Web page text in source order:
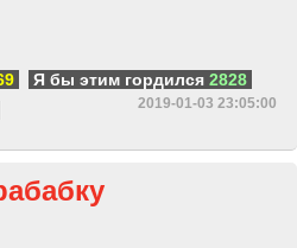
Я бы этим гордился 2828
2019-01-03 23:05:00